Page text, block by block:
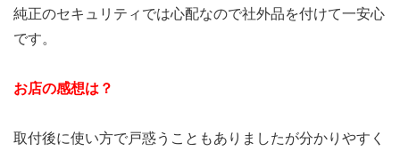
純正のセキュリティでは心配なので社外品を付けて一安心
です。
お店の感想は？
取付後に使い方で戸惑うこともありましたが分かりやすく